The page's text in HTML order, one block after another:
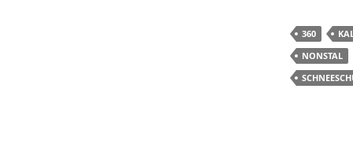
360
NONSTAL